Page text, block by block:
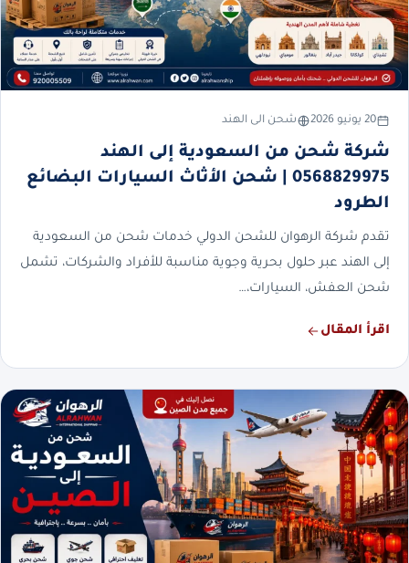
20 يونيو 2026 شحن الى الهند
شركة شحن من السعودية إلى الهند
0568829975 | شحن الأثاث السيارات البضائع
الطرود
تقدم شركة الرهوان للشحن الدولي خدمات شحن من السعودية
إلى الهند عبر حلول بحرية وجوية مناسبة للأفراد والشركات، تشمل
شحن العفش، السيارات،…
اقرأ المقال